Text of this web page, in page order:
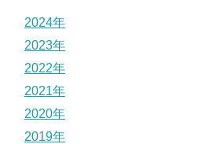
2024年
2023年
2022年
2021年
2020年
2019年